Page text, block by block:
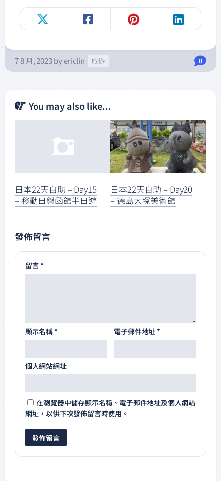
7 8 月, 2023byericlin 旅遊 0
You may also like...
日本22天自助 – Day15
– 移動日與函館半日遊
日本22天自助 – Day20
– 德島大塚美術館
發佈留言
留言 *
顯示名稱 * 電子郵件地址 *
個人網站網址
在瀏覽器中儲存顯示名稱、電子郵件地址及個人網站
網址，以供下次發佈留言時使用。